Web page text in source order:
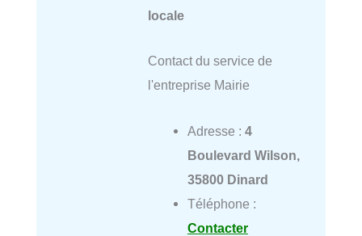
locale
Contact du service de
l'entreprise Mairie
Adresse : 4
Boulevard Wilson,
35800 Dinard
Téléphone :
Contacter